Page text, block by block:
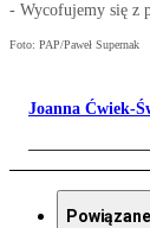
- Wycofujemy się z
Foto: PAP/Paweł Supernak
Joanna Ćwiek-
Powiązane